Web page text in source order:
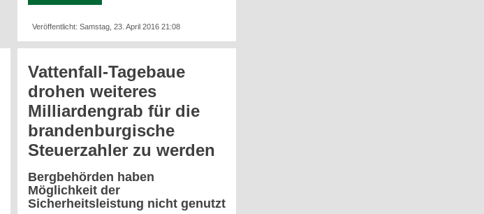
Veröffentlicht: Samstag, 23. April 2016 21:08
Vattenfall-Tagebaue
drohen weiteres
Milliardengrab für die
brandenburgische
Steuerzahler zu werden
Bergbehörden haben
Möglichkeit der
Sicherheitsleistung nicht genutzt